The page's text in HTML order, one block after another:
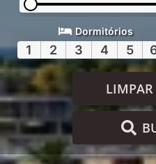
Dormitórios
1 2 3 4 5
LIMPAR